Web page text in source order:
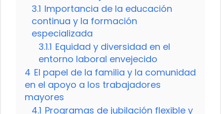
3.1 Importancia de la educación
continua y la formación
especializada
3.1.1 Equidad y diversidad en el
entorno laboral envejecido
4 El papel de la familia y la comunidad
en el apoyo a los trabajadores
mayores
4.1 Programas de jubilación flexible y